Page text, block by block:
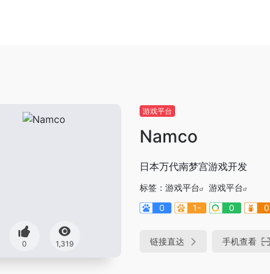
0 1,319
游戏平台
Namco
日本万代南梦宫游戏开发
标签： 游戏平台
游戏平台
0
1- 0 0
链接直达 手机查看